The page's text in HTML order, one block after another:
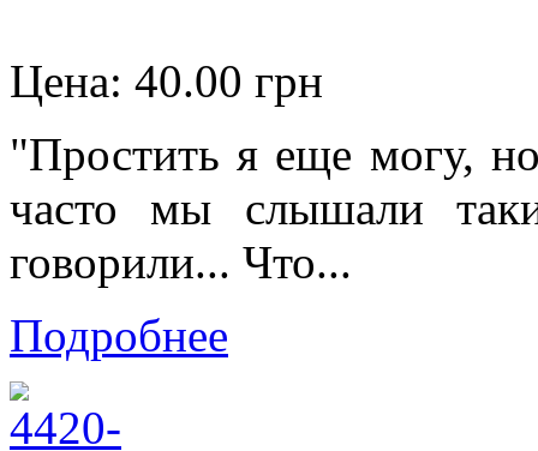
Цена: 40.00 грн
"Простить я еще могу,
часто мы слышали
говорили... Что...
Подробнее